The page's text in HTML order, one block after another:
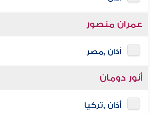
عمران منصور
أذان ,مصر
أنور دومان
أذان ,تركيا